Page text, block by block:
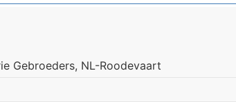
Gebroeders, NL-Roodevaart